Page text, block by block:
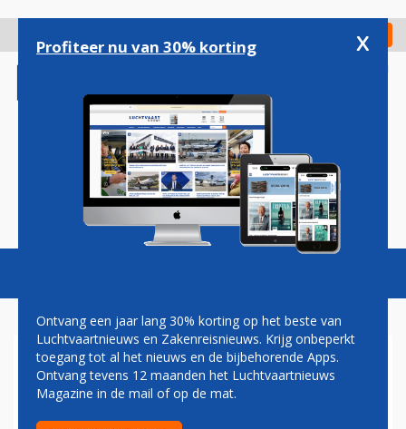
gaan
Check in
Magazine Podcasts Vacatures
SCHIPHOL STEEKT
MILJARDEN IN EEN GROTE
Profiteer nu van 30% korting x
Ontvang een jaar lang 30% korting op het beste van
Luchtvaartnieuws en Zakenreisnieuws. Krijg onbeperkt
toegang tot al het nieuws en de bijbehorende Apps.
Ontvang tevens 12 maanden het Luchtvaartnieuws
Magazine in de mail of op de mat.